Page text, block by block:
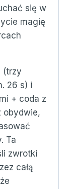
się w
magię
(trzy
26 s) i
+ coda z
obydwie,
Ta
zwrotki
całą